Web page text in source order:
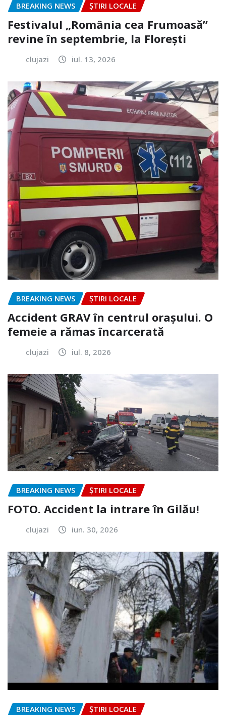
BREAKING NEWS ȘTIRI LOCALE
Festivalul „România cea Frumoasă”
revine în septembrie, la Florești
clujazi iul. 13, 2026
BREAKING NEWS ȘTIRI LOCALE
Accident GRAV în centrul orașului. O
femeie a rămas încarcerată
clujazi iul. 8, 2026
BREAKING NEWS ȘTIRI LOCALE
FOTO. Accident la intrare în Gilău!
clujazi iun. 30, 2026
BREAKING NEWS ȘTIRI LOCALE